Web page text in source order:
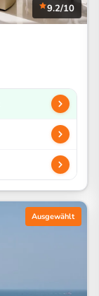
9.2/10
Ausgewählt